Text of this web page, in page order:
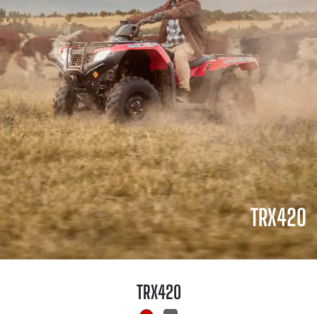
TRX420
TRX420